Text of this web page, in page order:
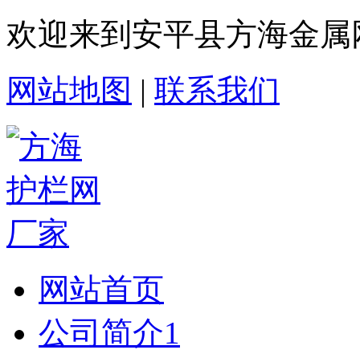
欢迎来到安平县方海金
网站地图 | 联系我们
网站首页
公司简介1